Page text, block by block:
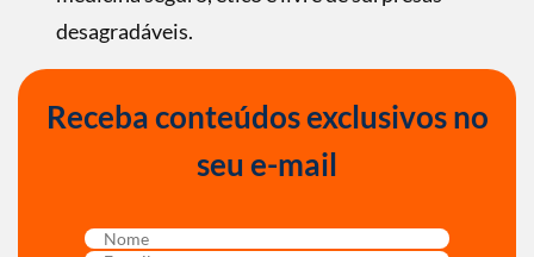
desagradáveis.
Receba conteúdos exclusivos no
seu e-mail